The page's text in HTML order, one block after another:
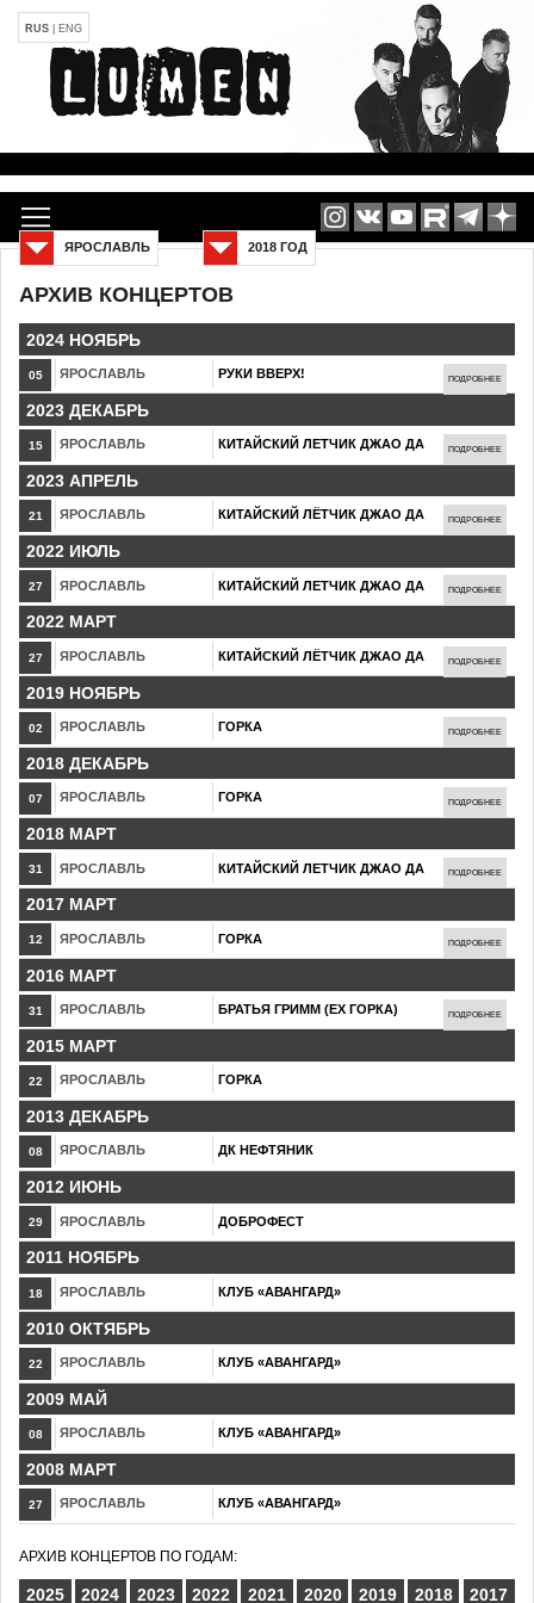
RUS ENG
АРХИВ КОНЦЕРТОВ
2018 ГОД
ЯРОСЛАВЛЬ
2024 НОЯБРЬ
05 ЯРОСЛАВЛЬ РУКИ ВВЕРХ! ПОДРОБНЕЕ
2023 ДЕКАБРЬ
15 ЯРОСЛАВЛЬ КИТАЙСКИЙ ЛЕТЧИК ДЖАО ДА ПОДРОБНЕЕ
2023 АПРЕЛЬ
21 ЯРОСЛАВЛЬ КИТАЙСКИЙ ЛЁТЧИК ДЖАО ДА ПОДРОБНЕЕ
2022 ИЮЛЬ
27 ЯРОСЛАВЛЬ КИТАЙСКИЙ ЛЕТЧИК ДЖАО ДА ПОДРОБНЕЕ
2022 МАРТ
27 ЯРОСЛАВЛЬ КИТАЙСКИЙ ЛЁТЧИК ДЖАО ДА ПОДРОБНЕЕ
2019 НОЯБРЬ
02 ЯРОСЛАВЛЬ ГОРКА ПОДРОБНЕЕ
2018 ДЕКАБРЬ
07 ЯРОСЛАВЛЬ ГОРКА ПОДРОБНЕЕ
2018 МАРТ
31 ЯРОСЛАВЛЬ КИТАЙСКИЙ ЛЕТЧИК ДЖАО ДА ПОДРОБНЕЕ
2017 МАРТ
12 ЯРОСЛАВЛЬ ГОРКА ПОДРОБНЕЕ
2016 МАРТ
31 ЯРОСЛАВЛЬ БРАТЬЯ ГРИММ (ЕХ ГОРКА) ПОДРОБНЕЕ
2015 МАРТ
22 ЯРОСЛАВЛЬ ГОРКА
2013 ДЕКАБРЬ
08 ЯРОСЛАВЛЬ ДК НЕФТЯНИК
2012 ИЮНЬ
29 ЯРОСЛАВЛЬ ДОБРОФЕСТ
2011 НОЯБРЬ
18 ЯРОСЛАВЛЬ КЛУБ «АВАНГАРД»
2010 ОКТЯБРЬ
22 ЯРОСЛАВЛЬ КЛУБ «АВАНГАРД»
2009 МАЙ
08 ЯРОСЛАВЛЬ КЛУБ «АВАНГАРД»
2008 МАРТ
27 ЯРОСЛАВЛЬ КЛУБ «АВАНГАРД»
АРХИВ КОНЦЕРТОВ ПО ГОДАМ:
2025 2024 2023 2022 2021 2020 2019 2018 2017